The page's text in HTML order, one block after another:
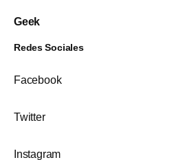
Geek
Redes Sociales
Facebook
Twitter
Instagram